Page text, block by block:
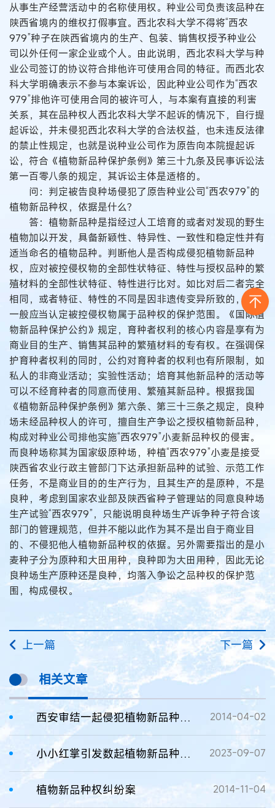
从事生产经营活动中的名称使用权。种业公司负责该品种在
陕西省境内的维权打假事宜。西北农科大学不得将“西农
979”种子在陕西省境内的生产、包装、销售权授予种业公
司以外任何一家企业或个人。由此说明，西北农科大学与种
业公司签订的协议符合排他许可使用合同的特征。而西北农
科大学明确表示不参与本案诉讼，因此种业公司作为“西农
979”排他许可使用合同的被许可人，与本案有直接的利害
关系，其在品种权人西北农科大学不起诉的情况下，自行提
起诉讼，并未侵犯西北农科大学的合法权益，也未违反法律
的禁止性规定，也就是说种业公司作为原告向本院提起诉
讼，符合《植物新品种保护条例》第三十九条及民事诉讼法
第一百零八条的规定，其诉讼主体是适格的。
问：判定被告良种场侵犯了原告种业公司“西农979”的
植物新品种权，依据是什么？
答：植物新品种是指经过人工培育的或者对发现的野生
植物加以开发，具备新颖性、特异性、一致性和稳定性并有
适当命名的植物品种。判断他人是否构成侵犯植物新品种
权，应对被控侵权物的全部性状特征、特性与授权品种的繁
殖材料的全部性状特征、特性进行比对。如比对后二者完全
相同，或者特征、特性的不同是因非遗传变异所致的，法院
一般应当认定被控侵权物属于品种权的保护范围。《国际植
物新品种保护公约》规定，育种者权利的核心内容是享有为
商业目的生产、销售其品种的繁殖材料的专有权。在强调保
护育种者权利的同时，公约对育种者的权利也有所限制，如
私人的非商业活动；实验性活动；培育其他新品种的活动等
可以不经育种者的同意而使用、繁殖其新品种。根据我国
《植物新品种保护条例》第六条、第三十三条之规定，良种
场未经品种权人的许可，擅自生产争讼之授权植物新品种，
构成对种业公司排他实施“西农979”小麦新品种权的侵害。
而良种场称其为国家级原种场，种植“西农979”小麦是接受
陕西省农业行政主管部门下达承担新品种的试验、示范工作
任务，不是商业目的的生产行为，且其生产的是原种，不是
良种，考虑到国家农业部及陕西省种子管理站的同意良种场
生产试验“西农979”，只能说明良种场生产诉争种子符合该
部门的管理规范，但并不能以此作为其不是出自于商业目
的、不侵犯他人植物新品种权的依据。另外需要指出的是小
麦种子分为原种和大田用种，良种即为大田用种，因此无论
良种场生产原种还是良种，均落入争讼之品种权的保护范
围，构成侵权。
上一篇 下一篇
相关文章
西安审结一起侵犯植物新品种权纠纷 2014-04-02
小小红掌引发数起植物新品种权纠纷 2023-09-07
植物新品种权纠纷案 2014-11-04